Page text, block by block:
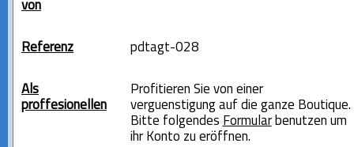
von
Referenz pdtagt-028
Als
proffesionellen
Profitieren Sie von einer
verguenstigung auf die ganze Boutique.
Bitte folgendes Formularbenutzen um
ihr Konto zu eröffnen.